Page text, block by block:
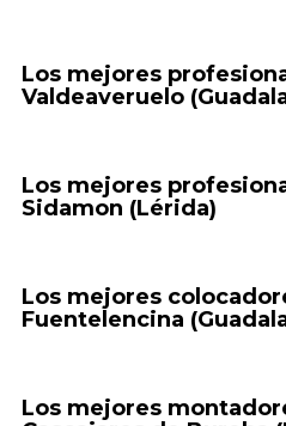
Los mejores
Valdeaveruelo
Los mejores
Sidamon (Lérida)
Los mejores
Fuentelencina
Los mejores